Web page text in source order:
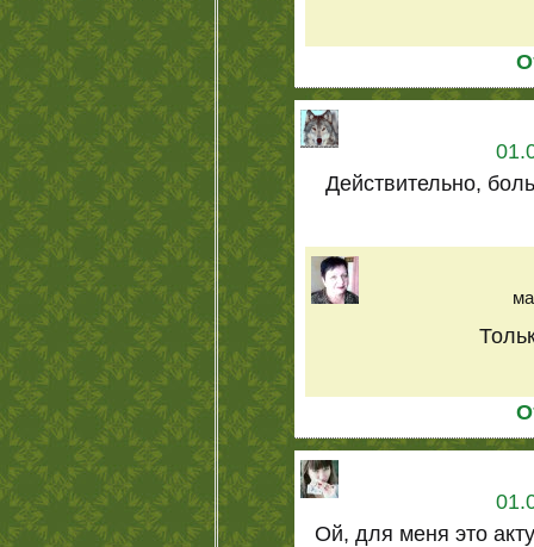
Действительно,
Ой, для меня это